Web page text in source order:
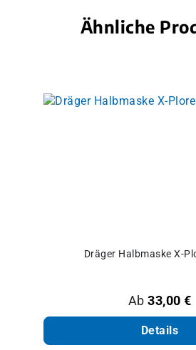
Ähnliche
Dräger Halbmaske X-
Regulärer
Ab 33,00 €
Details